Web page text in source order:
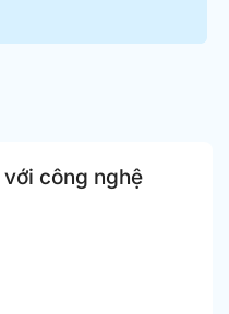
công nghệ